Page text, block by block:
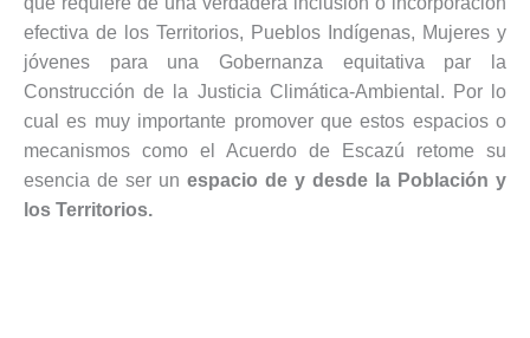
efectiva de los Territorios, Pueblos Indígenas, Mujeres y
jóvenes para una Gobernanza equitativa par la
Construcción de la Justicia Climática-Ambiental. Por lo
cual es muy importante promover que estos espacios o
mecanismos como el Acuerdo de Escazú retome su
esencia de ser un espacio de y desde la Población y
los Territorios.